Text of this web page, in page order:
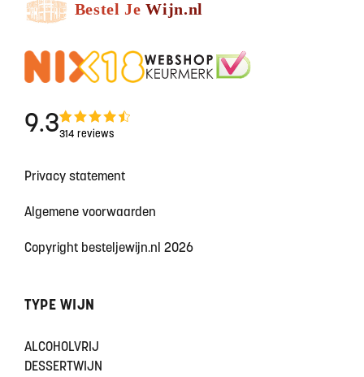
9.3314 reviews
Privacy statement
Algemene voorwaarden
Copyright besteljewijn.nl 2026
TYPE WIJN
ALCOHOLVRIJ
DESSERTWIJN